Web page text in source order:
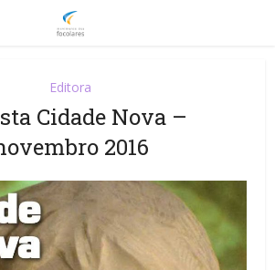
Editora
Cidade Nova –
2016